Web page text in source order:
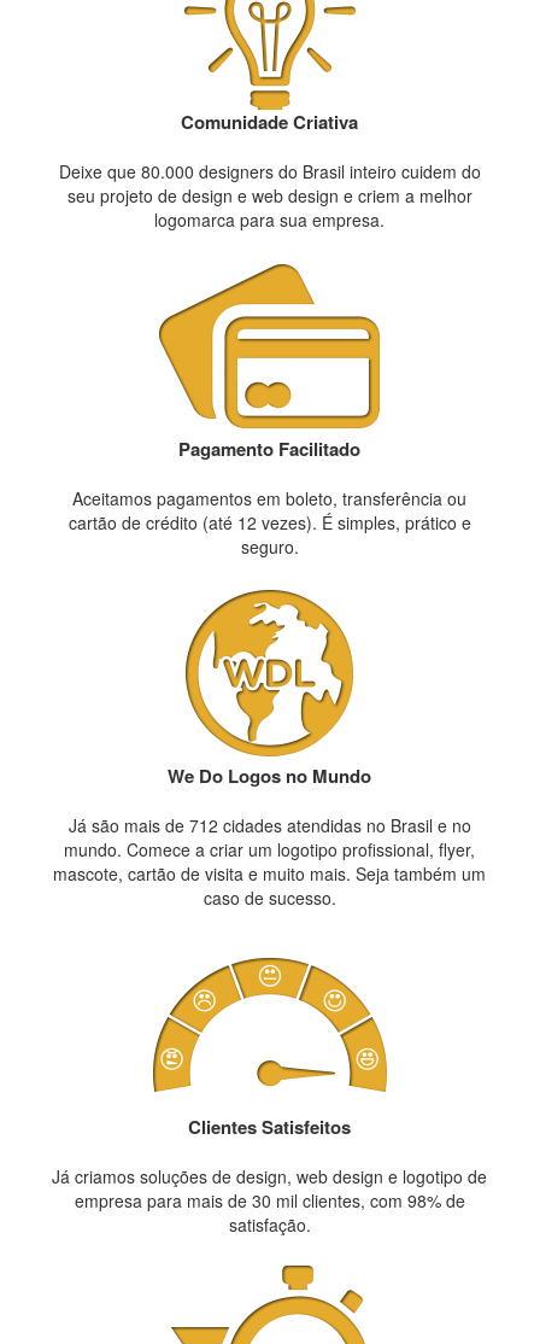
Comunidade Criativa
Deixe que 80.000 designers do Brasil inteiro cuidem do
seu projeto de design e web design e criem a melhor
logomarca para sua empresa.
Pagamento Facilitado
Aceitamos pagamentos em boleto, transferência ou
cartão de crédito (até 12 vezes). É simples, prático e
seguro.
We Do Logos no Mundo
Já são mais de 712 cidades atendidas no Brasil e no
mundo. Comece a criar um logotipo profissional, flyer,
mascote, cartão de visita e muito mais. Seja também um
caso de sucesso.
Clientes Satisfeitos
Já criamos soluções de design, web design e logotipo de
empresa para mais de 30 mil clientes, com 98% de
satisfação.